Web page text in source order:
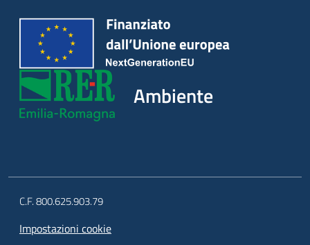
Ambiente
C.F. 800.625.903.79
Impostazioni cookie